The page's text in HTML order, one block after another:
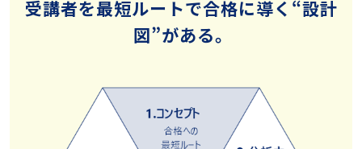
受講者を最短ルートで合格に導く“設計
図”がある。